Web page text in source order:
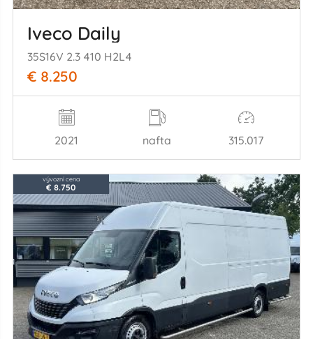
Iveco Daily
35S16V 2.3 410 H2L4
€ 8.250
2021 nafta 315.017
vývozní cena
€ 8.750